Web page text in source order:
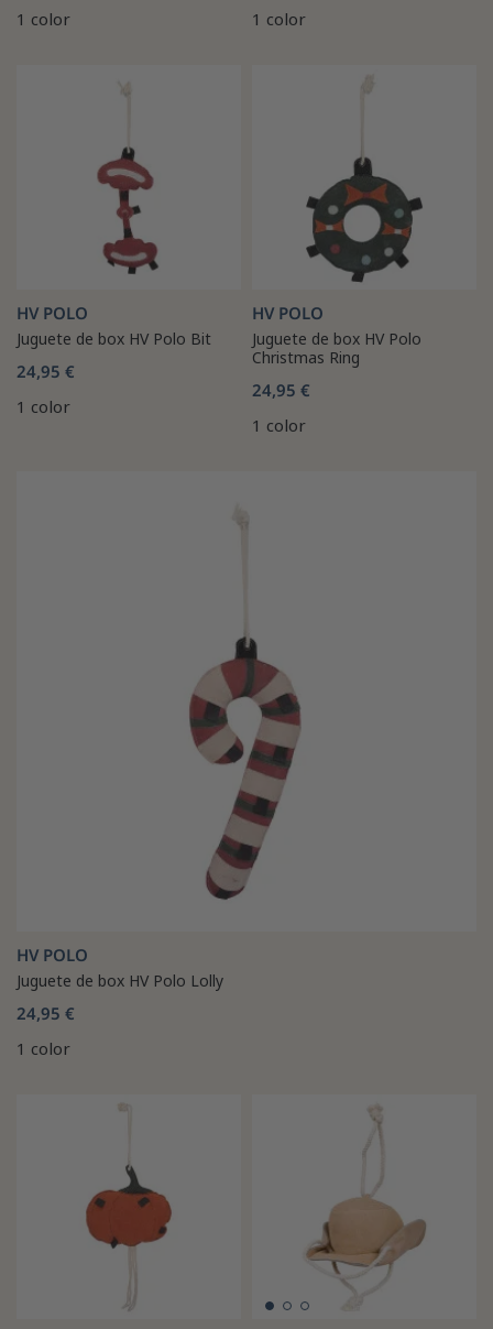
1 color 1 color
HV POLO
Juguete de box HV Polo Bit
24,95 €
1 color
HV POLO
Juguete de box HV Polo
Christmas Ring
24,95 €
1 color
HV POLO
Juguete de box HV Polo Lolly
24,95 €
1 color